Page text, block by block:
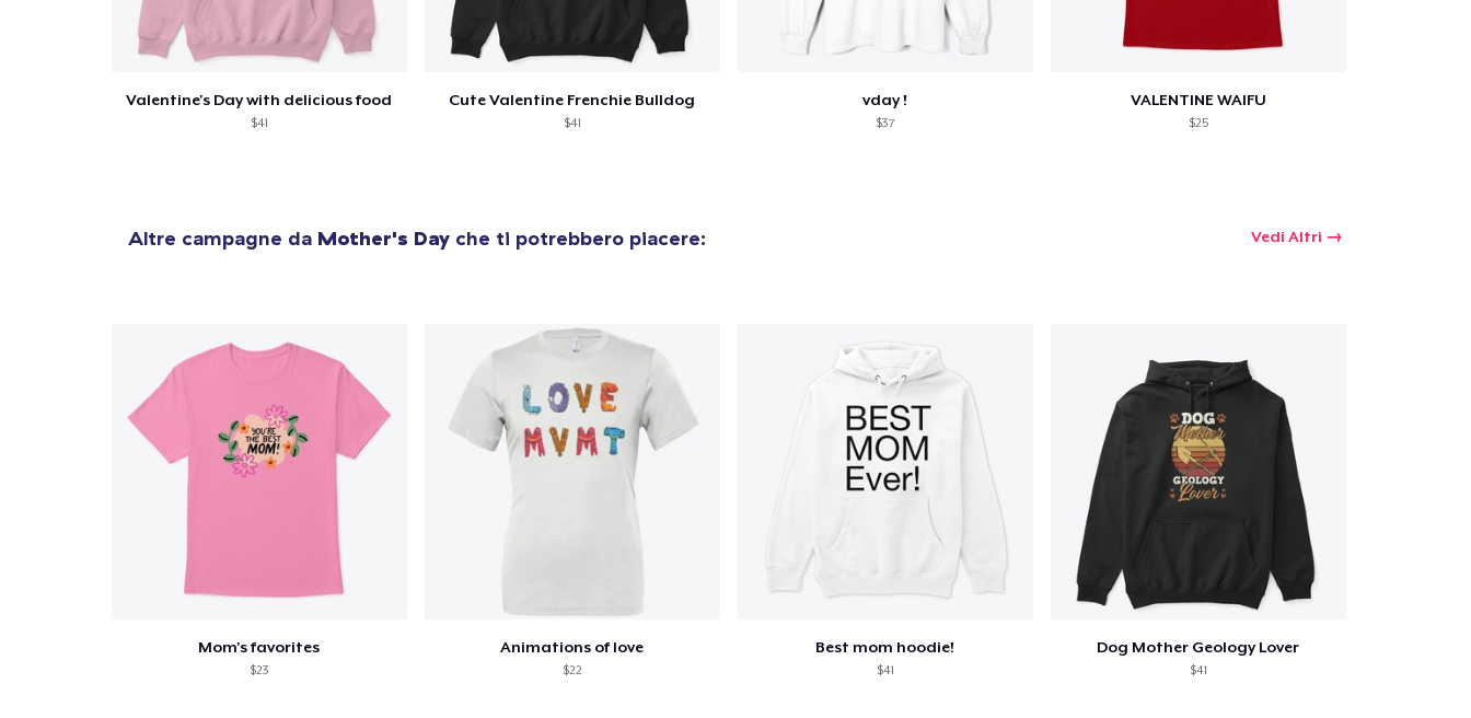
Valentine's Day with delicious food
$41
Cute Valentine Frenchie Bulldog
$41
vday !
$37
VALENTINE WAIFU
$25
Altre campagne da Mother's Day che ti potrebbero piacere: Vedi Altri
Mom's favorites
$23
Animations of love
$22
Best mom hoodie!
$41
Dog Mother Geology Lover
$41